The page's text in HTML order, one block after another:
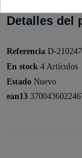
Detalles del
Referencia D-210247
En stock 4 Artículos
Estado Nuevo
ean13